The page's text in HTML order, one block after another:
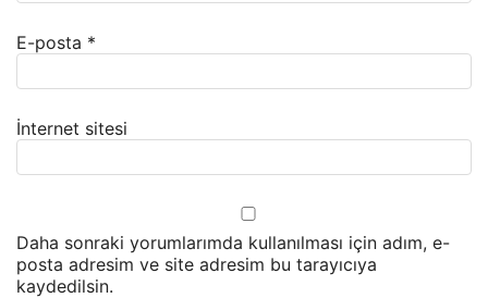
E-posta *
İnternet sitesi
Daha sonraki yorumlarımda kullanılması için adım, e-
posta adresim ve site adresim bu tarayıcıya
kaydedilsin.